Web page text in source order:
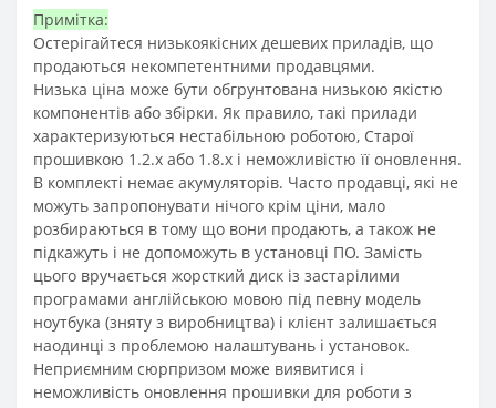
Примітка:
Остерігайтеся низькоякісних дешевих приладів, що
продаються некомпетентними продавцями.
Низька ціна може бути обгрунтована низькою якістю
компонентів або збірки. Як правило, такі прилади
характеризуються нестабільною роботою, Старої
прошивкою 1.2.х або 1.8.х і неможливістю її оновлення.
В комплекті немає акумуляторів. Часто продавці, які не
можуть запропонувати нічого крім ціни, мало
розбираються в тому що вони продають, а також не
підкажуть і не допоможуть в установці ПО. Замість
цього вручається жорсткий диск із застарілими
програмами англійською мовою під певну модель
ноутбука (зняту з виробництва) і клієнт залишається
наодинці з проблемою налаштувань і установок.
Неприємним сюрпризом може виявитися і
неможливість оновлення прошивки для роботи з